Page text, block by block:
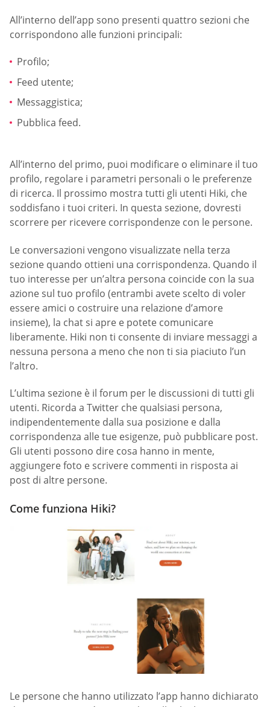
All’interno dell’app sono presenti quattro sezioni che
corrispondono alle funzioni principali:
Profilo;
Feed utente;
Messaggistica;
Pubblica feed.
All’interno del primo, puoi modificare o eliminare il tuo
profilo, regolare i parametri personali o le preferenze
di ricerca. Il prossimo mostra tutti gli utenti Hiki, che
soddisfano i tuoi criteri. In questa sezione, dovresti
scorrere per ricevere corrispondenze con le persone.
Le conversazioni vengono visualizzate nella terza
sezione quando ottieni una corrispondenza. Quando il
tuo interesse per un’altra persona coincide con la sua
azione sul tuo profilo (entrambi avete scelto di voler
essere amici o costruire una relazione d’amore
insieme), la chat si apre e potete comunicare
liberamente. Hiki non ti consente di inviare messaggi a
nessuna persona a meno che non ti sia piaciuto l’un
l’altro.
L’ultima sezione è il forum per le discussioni di tutti gli
utenti. Ricorda a Twitter che qualsiasi persona,
indipendentemente dalla sua posizione e dalla
corrispondenza alle tue esigenze, può pubblicare post.
Gli utenti possono dire cosa hanno in mente,
aggiungere foto e scrivere commenti in risposta ai
post di altre persone.
Come funziona Hiki?
Le persone che hanno utilizzato l’app hanno dichiarato